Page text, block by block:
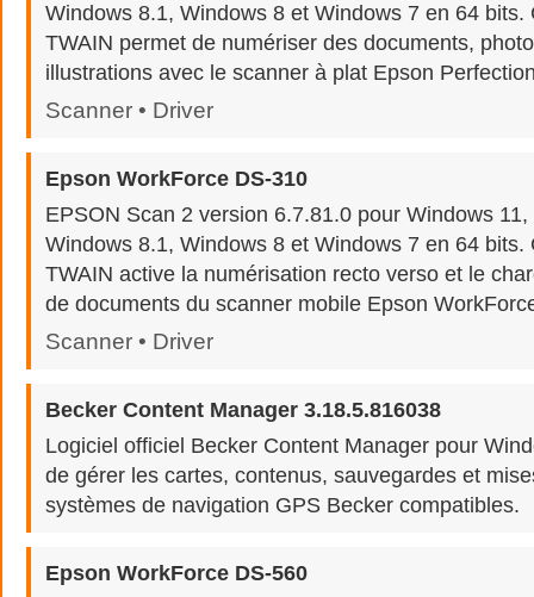
Windows 8.1, Windows 8 et Windows 7 en 64 bits.
TWAIN permet de numériser des documents,
illustrations avec le scanner à plat Epson
Scanner • Driver
Epson WorkForce DS-310
EPSON Scan 2 version 6.7.81.0 pour Windows
Windows 8.1, Windows 8 et Windows 7 en 64 bits.
TWAIN active la numérisation recto verso et le
de documents du scanner mobile Epson
Scanner • Driver
Becker Content Manager 3.18.5.816038
Logiciel officiel Becker Content Manager pour
de gérer les cartes, contenus, sauvegardes et
systèmes de navigation GPS Becker compatibles.
Epson WorkForce DS-560